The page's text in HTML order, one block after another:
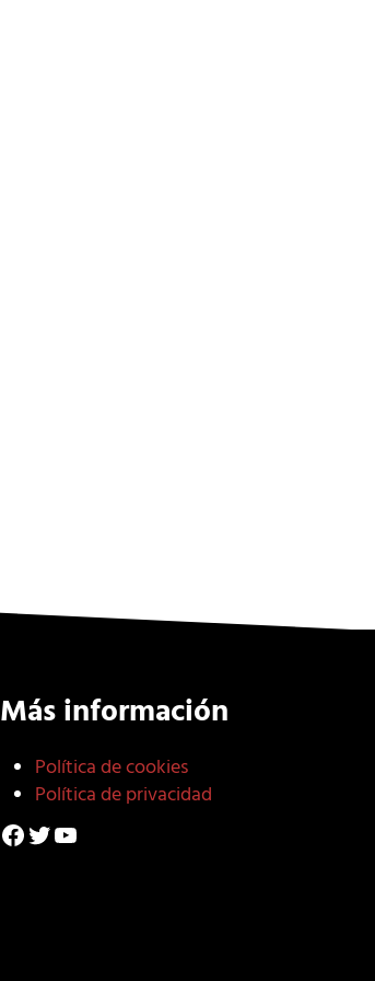
Más información
Política de cookies
Política de privacidad
Facebook
Twitter
YouTube